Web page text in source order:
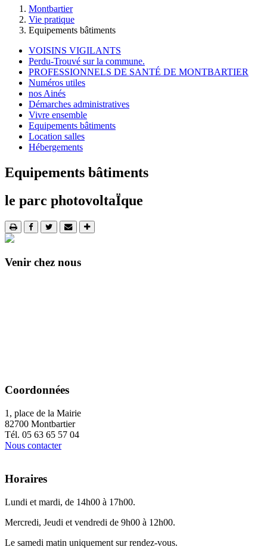
Montbartier
Vie pratique
Equipements bâtiments
VOISINS VIGILANTS
Perdu-Trouvé sur la commune.
PROFESSIONNELS DE SANTÉ DE MONTBARTIER
Numéros utiles
nos Ainés
Démarches administratives
Vivre ensemble
Equipements bâtiments
Location salles
Hébergements
Equipements bâtiments
le parc photovoltaÏque
Venir chez nous
Coordonnées
1, place de la Mairie
82700 Montbartier
Tél. 05 63 65 57 04
Nous contacter
Horaires
Lundi et mardi, de 14h00 à 17h00.
Mercredi, Jeudi et vendredi de 9h00 à 12h00.
Le samedi matin uniquement sur rendez-vous.